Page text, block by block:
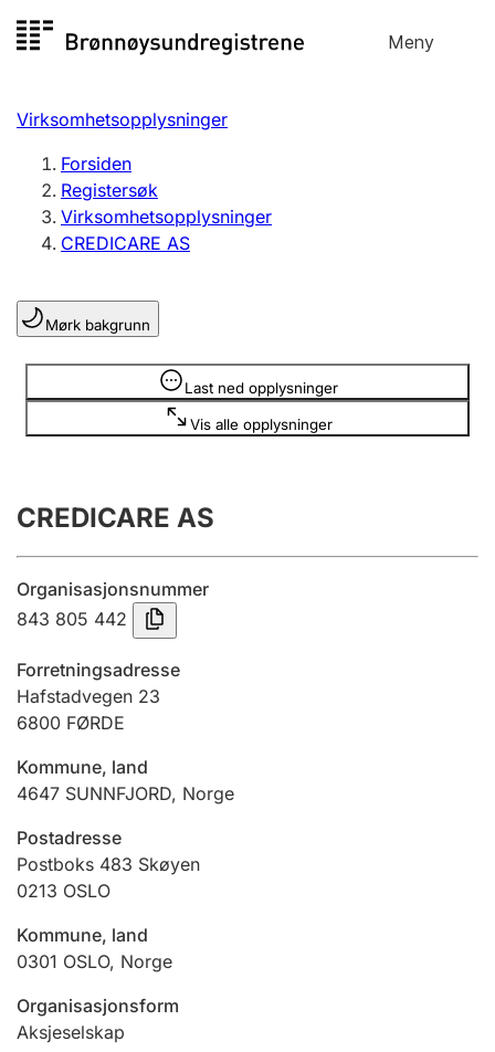
til
Meny
Registersøk
Aksjeselskap
Enkeltpersonforetak
Registrere, endre, slette
Lag og forening
Registrere, endre, slette
Årsregnskap
Innsending og forsinkelsesgebyr
Jeger
Ektepaktveileder
Andre tema
Virksomhetsopplysninger
Forsiden
Registersøk
Virksomhetsopplysninger
CREDICARE AS
Mørk bakgrunn
Last ned opplysninger
Vis alle opplysninger
Opplysninger er skjult
CREDICARE AS
Organisasjonsnummer
843 805 442
Forretningsadresse
Hafstadvegen 23
6800 FØRDE
Kommune, land
4647 SUNNFJORD, Norge
Postadresse
Postboks 483 Skøyen
0213 OSLO
Kommune, land
0301 OSLO, Norge
Organisasjonsform
Aksjeselskap